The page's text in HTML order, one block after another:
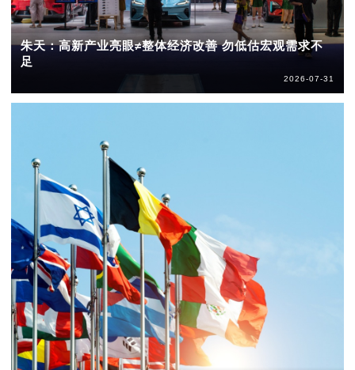
朱天：高新产业亮眼≠整体经济改善 勿低估宏观需求不
足
2026-07-31